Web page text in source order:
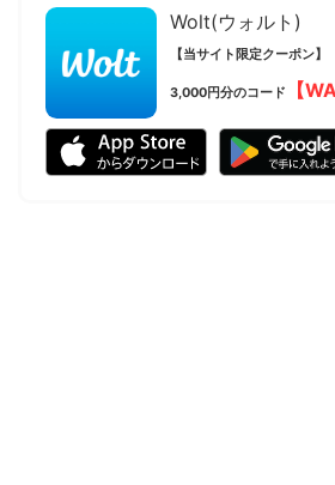
Wolt(ウォルト)
【当サイト限定クーポン】
3,000円分のコード 【